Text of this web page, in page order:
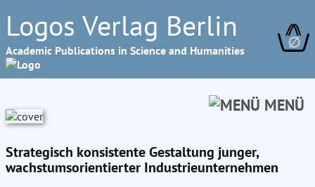
Logos Verlag Berlin
Academic Publications in Science and Humanities ∅
MENÜ
Strategisch konsistente Gestaltung junger,
wachstumsorientierter Industrieunternehmen